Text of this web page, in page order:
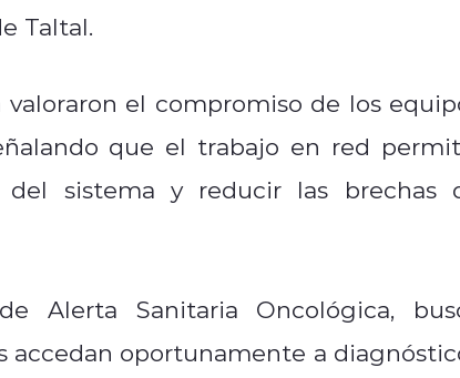
Taltal.
el compromiso de los
que el trabajo en red
sistema y reducir las brechas
Alerta Sanitaria Oncológica,
oportunamente a